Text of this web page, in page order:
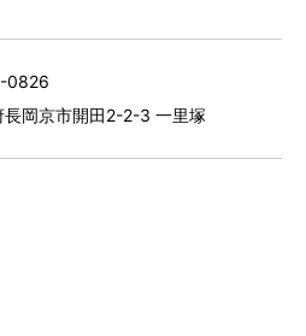
0826
長岡京市開田2-2-3 一里塚